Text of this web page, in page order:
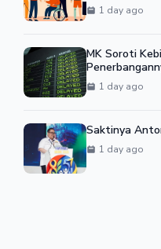
1 day ago
MK Soroti
1 day ago
Saktinya
1 day ago